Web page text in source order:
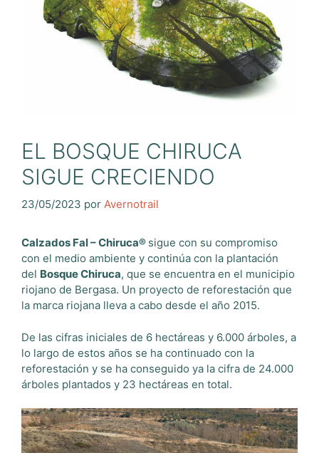
EL BOSQUE CHIRUCA
SIGUE CRECIENDO
23/05/2023 por Avernotrail
Calzados Fal – Chiruca® sigue con su compromiso
con el medio ambiente y continúa con la plantación
del Bosque Chiruca, que se encuentra en el municipio
riojano de Bergasa. Un proyecto de reforestación que
la marca riojana lleva a cabo desde el año 2015.
De las cifras iniciales de 6 hectáreas y 6.000 árboles, a
lo largo de estos años se ha continuado con la
reforestación y se ha conseguido ya la cifra de 24.000
árboles plantados y 23 hectáreas en total.